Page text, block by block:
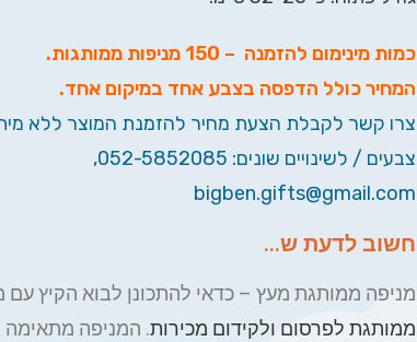
כמות מינימום להזמנה – 150 מניפות ממותגות.
המחיר כולל הדפסה בצבע אחד במיקום אחד.
צרו קשר לקבלת הצעת מחיר להזמנת המוצר ללא
צבעים / לשינויים שונים: 052-5852085,
bigben.gifts@gmail.com
חשוב לדעת ש...
מניפה ממותגת מעץ – כדאי להתכונן לבוא הקיץ עם
ממותגת לפרסום ולקידום מכירות. המניפה מתאימה